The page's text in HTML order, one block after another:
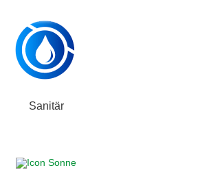
Sanitär